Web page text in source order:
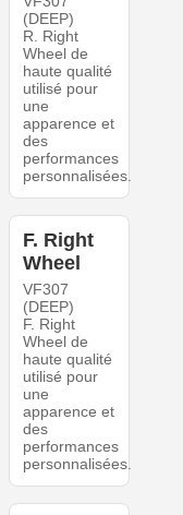
(DEEP)
R. Right
Wheel de
haute qualité
utilisé pour
une
apparence et
des
performances
personnalisées.
F. Right
Wheel
VF307
(DEEP)
F. Right
Wheel de
haute qualité
utilisé pour
une
apparence et
des
performances
personnalisées.